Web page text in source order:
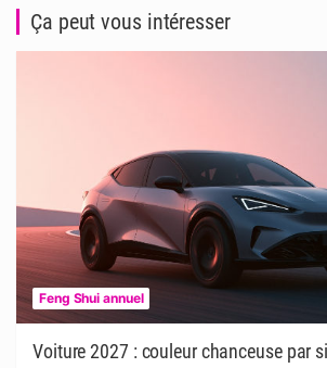
Ça peut vous intéresser
Feng Shui annuel
Voiture 2027 : couleur chanceuse par